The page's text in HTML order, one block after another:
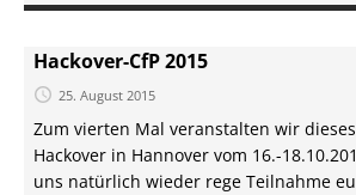
Hackover-CfP 2015
25. August 2015
Zum vierten Mal veranstalten wir
Hackover in Hannover vom 16.-
uns natürlich wieder rege Teilnahme